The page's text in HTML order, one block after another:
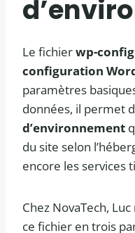
Le fichierwp-
configuration
paramètres
données, il permet
d’environnement
du site selon
encore les services
Chez NovaTech,
ce fichier en trois